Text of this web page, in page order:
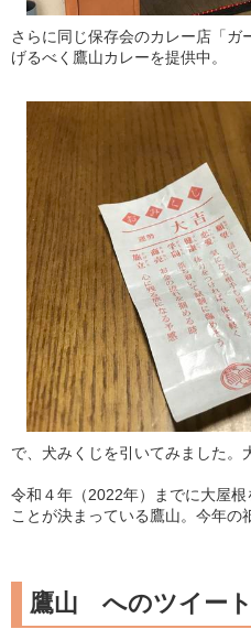
さらに同じ保存会のカレー店「ガ
げるべく鷹山カレーを提供中。
で、犬みくじを引いてみました。
令和４年（2022年）までに大屋
ことが決まっている鷹山。今年の
鷹山 へのツイート